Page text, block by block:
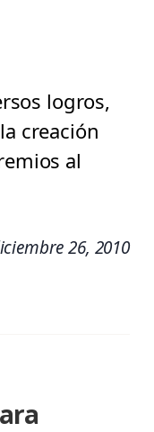
logros,
creación
al
26, 2010